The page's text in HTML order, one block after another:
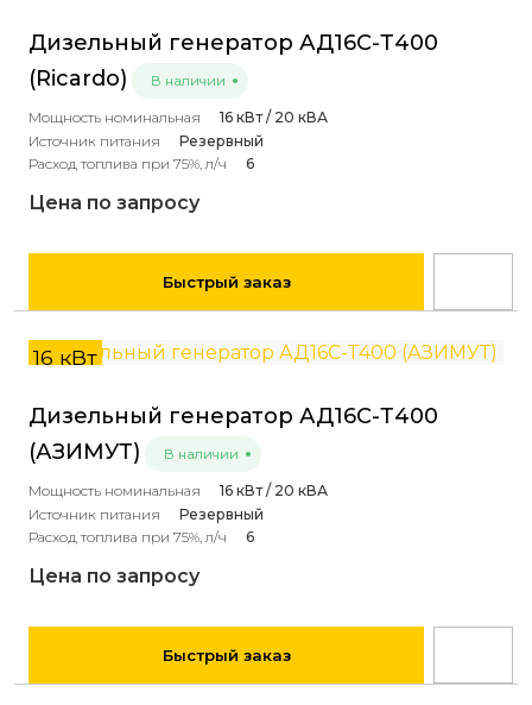
Дизельный генератор АД16С-Т400
(Ricardo)
В наличии
Мощность номинальная
16 кВт / 20 кВА
Источник питания
Резервный
Расход топлива при 75%, л/ч
6
Цена по запросу
Быстрый заказ
16 кВт
Дизельный генератор АД16С-Т400
(АЗИМУТ)
В наличии
Мощность номинальная
16 кВт / 20 кВА
Источник питания
Резервный
Расход топлива при 75%, л/ч
6
Цена по запросу
Быстрый заказ